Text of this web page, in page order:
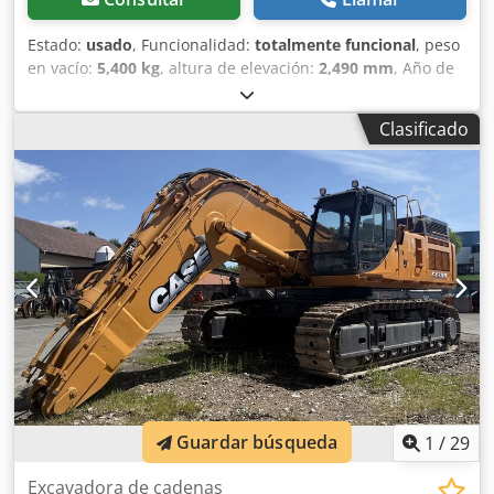
inventario: 2926-26
Estado: usado, Funcionalidad: totalmente funcional, peso
en vacío: 5,400 kg, altura de elevación: 2,490 mm, Año de
, horas de funcionamiento:
longitud total:5,550 mm, altura de construcción:2,500
, ancho de
construcción:
, Otros Dkjdpfxowlxgaj Alajr Clase
de velocidad: 25 Estado técnico: normal Estado de la
batería: normal
Clasificado
1 /29
Excavadora de cadenas
Guardar búsqueda